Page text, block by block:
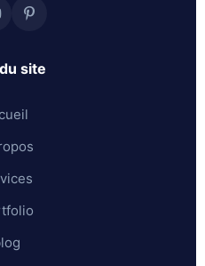
du site